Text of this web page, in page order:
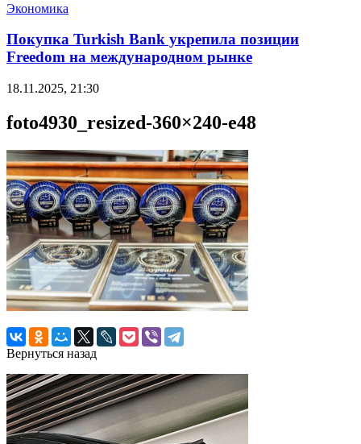
Экономика
Покупка Turkish Bank укрепила позиции
Freedom на международном рынке
18.11.2025, 21:30
foto4930_resized-360×240-e48
Вернуться назад